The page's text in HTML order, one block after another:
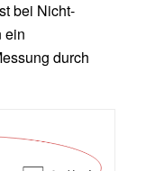
bei Nicht-
ein
durch